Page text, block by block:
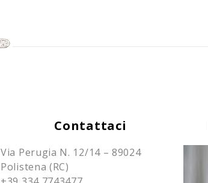
Contattaci
Via Perugia N. 12/14 – 89024
Polistena (RC)